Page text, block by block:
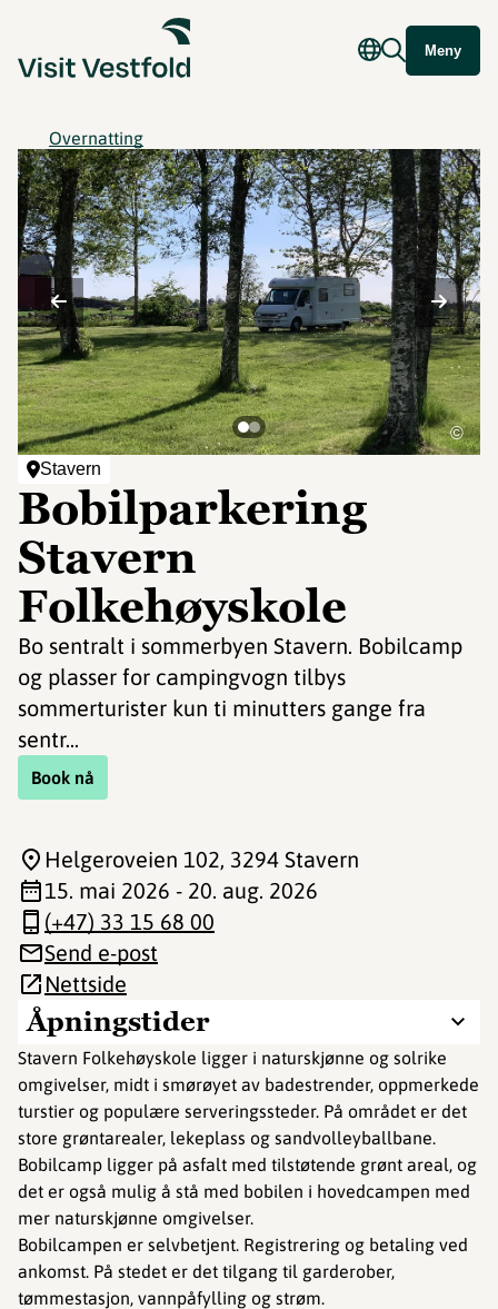
Meny
Overnatting
Stavern
Bobilparkering
Stavern
Folkehøyskole
Bo sentralt i sommerbyen Stavern. Bobilcamp
og plasser for campingvogn tilbys
sommerturister kun ti minutters gange fra
sentr...
Book nå
©
Åpningstider
Stavern Folkehøyskole ligger i naturskjønne og solrike
omgivelser, midt i smørøyet av badestrender, oppmerkede
turstier og populære serveringssteder. På området er det
store grøntarealer, lekeplass og sandvolleyballbane.
Bobilcamp ligger på asfalt med tilstøtende grønt areal, og
det er også mulig å stå med bobilen i hovedcampen med
mer naturskjønne omgivelser.
Bobilcampen er selvbetjent. Registrering og betaling ved
ankomst. På stedet er det tilgang til garderober,
tømmestasjon, vannpåfylling og strøm.
Helgeroveien 102, 3294 Stavern
15. mai 2026 - 20. aug. 2026
(+47) 33 15 68 00
Send e-post
Nettside